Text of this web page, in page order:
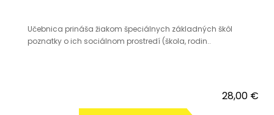
Učebnica prináša žiakom špeciálnych základných škôl
poznatky o ich sociálnom prostredí (škola, rodin..
28,00 €